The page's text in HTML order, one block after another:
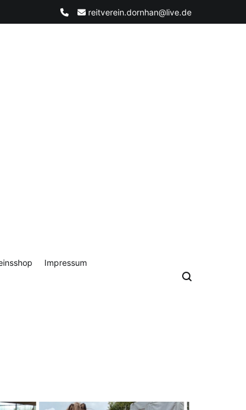
reitverein.dornhan@live.de
Impressum